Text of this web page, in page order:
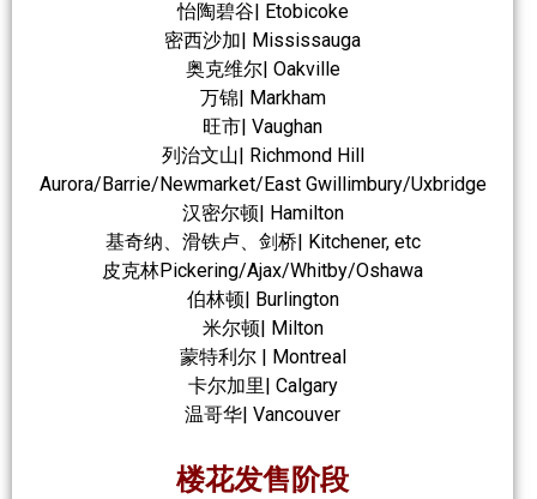
怡陶碧谷| Etobicoke
密西沙加| Mississauga
奥克维尔| Oakville
万锦| Markham
旺市| Vaughan
列治文山| Richmond Hill
Aurora/Barrie/Newmarket/East Gwillimbury/Uxbridge
汉密尔顿| Hamilton
基奇纳、滑铁卢、剑桥| Kitchener, etc
皮克林Pickering/Ajax/Whitby/Oshawa
伯林顿| Burlington
米尔顿| Milton
蒙特利尔 | Montreal
卡尔加里| Calgary
温哥华| Vancouver
楼花发售阶段